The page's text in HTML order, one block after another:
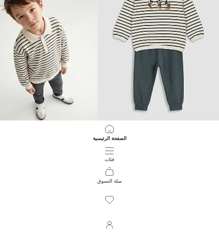
الصفحة الرئيسية
فئات
سلة التسوق
طقم ميكي ماوس مرخص مخطط للأولاد الرضع
طقم سويت شيرت مخطط وتريننج